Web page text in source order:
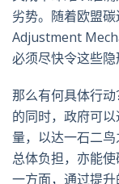
劣势。随着欧盟
Adjustment
必须尽快令这些隐
那么有何具体行
的同时，政府可
量，以达一石二
总体负担，亦能
一方面，通过提升